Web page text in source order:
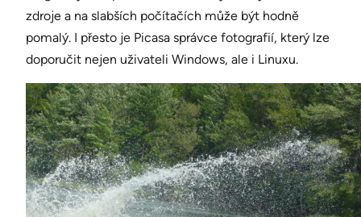
zdroje a na slabších počítačích může být hodně
pomalý. I přesto je Picasa správce fotografií, který lze
doporučit nejen uživateli Windows, ale i Linuxu.